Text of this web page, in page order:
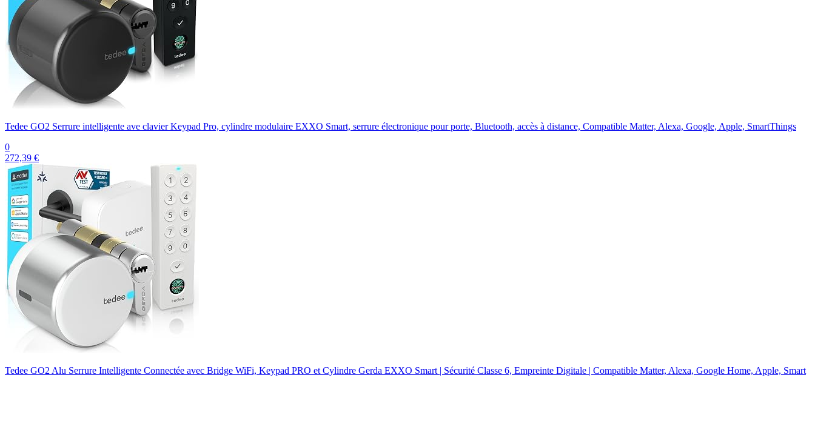
Tedee GO2 Serrure intelligente ave clavier Keypad Pro, cylindre modulaire EXXO Smart, serrure électronique pour porte, Bluetooth, accès à distance, Compatible Matter, Alexa, Google, Apple, SmartThings
0
272,39 €
Tedee GO2 Alu Serrure Intelligente Connectée avec Bridge WiFi, Keypad PRO et Cylindre Gerda EXXO Smart | Sécurité Classe 6, Empreinte Digitale | Compatible Matter, Alexa, Google Home, Apple, Smart